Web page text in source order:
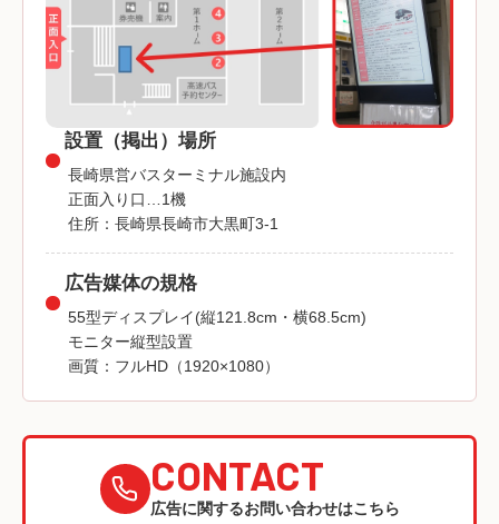
設置（掲出）場所
長崎県営バスターミナル施設内
正面入り口…1機
住所：長崎県長崎市大黒町3-1
広告媒体の規格
55型ディスプレイ(縦121.8cm・横68.5cm)
モニター縦型設置
画質：フルHD（1920×1080）
CONTACT
広告に関するお問い合わせはこちら